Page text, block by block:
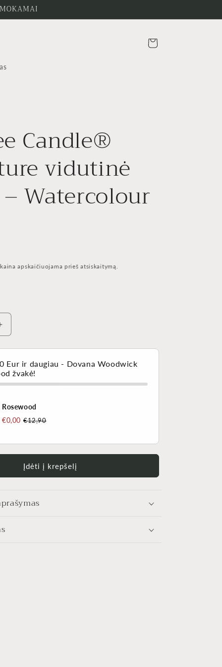
Krepšelis
Candle®
vidutinė
Watercolour
apskaičiuojama prieš atsiskaitymą.
Eur ir daugiau - Dovana Woodwick
žvakė!
Rosewood
€0,00 €12,90
Įdėti į krepšelį